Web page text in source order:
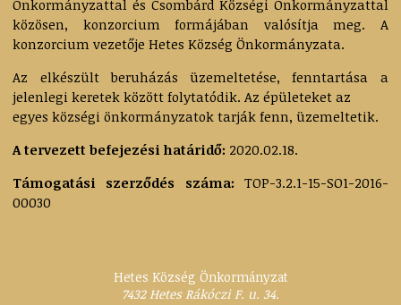
Önkormányzattal és Csombárd Községi Önkormányzattal
közösen, konzorcium formájában valósítja meg. A
konzorcium vezetője Hetes Község Önkormányzata.
Az elkészült beruházás üzemeltetése, fenntartása a
jelenlegi keretek között folytatódik. Az épületeket az
egyes községi önkormányzatok tarják fenn, üzemeltetik.
A tervezett befejezési határidő: 2020.02.18.
Támogatási szerződés száma: TOP-3.2.1-15-SO1-2016-
00030
Hetes Község Önkormányzat
7432 Hetes Rákóczi F. u. 34.